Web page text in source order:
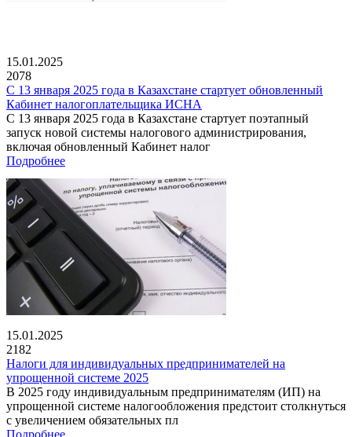
15.01.2025
2078
С 13 января 2025 года в Казахстане стартует обновленный
Кабинет налогоплательщика ИСНА
С 13 января 2025 года в Казахстане стартует поэтапный
запуск новой системы налогового администрирования,
включая обновленный Кабинет налог
Подробнее
15.01.2025
2182
Налоги для индивидуальных предпринимателей на
упрощенной системе 2025
В 2025 году индивидуальным предпринимателям (ИП) на
упрощенной системе налогообложения предстоит столкнуться
с увеличением обязательных пл
Подробнее